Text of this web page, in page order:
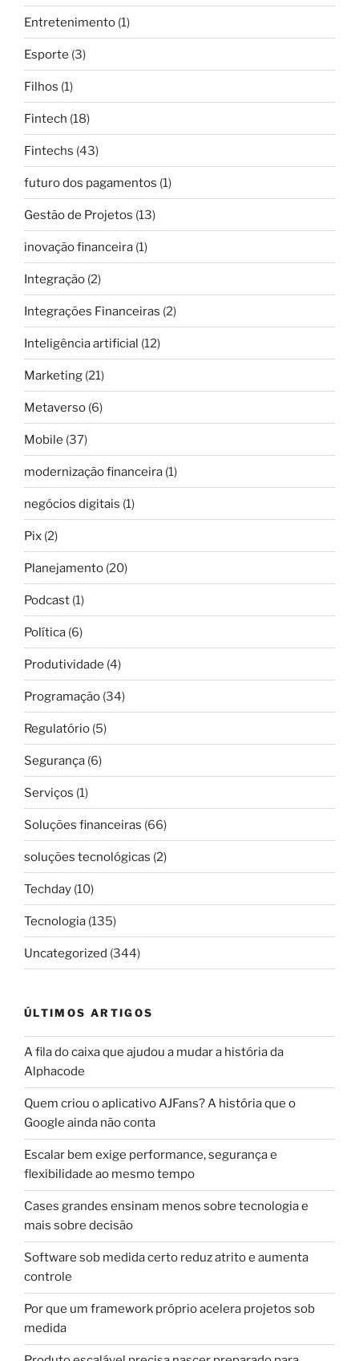
Entretenimento (1)
Esporte (3)
Filhos (1)
Fintech (18)
Fintechs (43)
futuro dos pagamentos (1)
Gestão de Projetos (13)
inovação financeira (1)
Integração (2)
Integrações Financeiras (2)
Inteligência artificial (12)
Marketing (21)
Metaverso (6)
Mobile (37)
modernização financeira (1)
negócios digitais (1)
Pix (2)
Planejamento (20)
Podcast (1)
Política (6)
Produtividade (4)
Programação (34)
Regulatório (5)
Segurança (6)
Serviços (1)
Soluções financeiras (66)
soluções tecnológicas (2)
Techday (10)
Tecnologia (135)
Uncategorized (344)
ÚLTIMOS ARTIGOS
A fila do caixa que ajudou a mudar a história da
Alphacode
Quem criou o aplicativo AJFans? A história que o
Google ainda não conta
Escalar bem exige performance, segurança e
flexibilidade ao mesmo tempo
Cases grandes ensinam menos sobre tecnologia e
mais sobre decisão
Software sob medida certo reduz atrito e aumenta
controle
Por que um framework próprio acelera projetos sob
medida